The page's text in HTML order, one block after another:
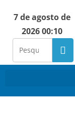
7 de agosto de
2026 00:10